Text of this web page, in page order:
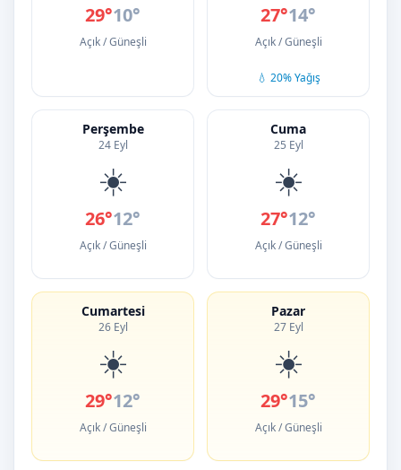
29°10°
Açık / Güneşli
27°14°
Açık / Güneşli
💧 20% Yağış
Perşembe
24 Eyl
☀️
26°12°
Açık / Güneşli
Cuma
25 Eyl
☀️
27°12°
Açık / Güneşli
Cumartesi
26 Eyl
☀️
29°12°
Açık / Güneşli
Pazar
27 Eyl
☀️
29°15°
Açık / Güneşli